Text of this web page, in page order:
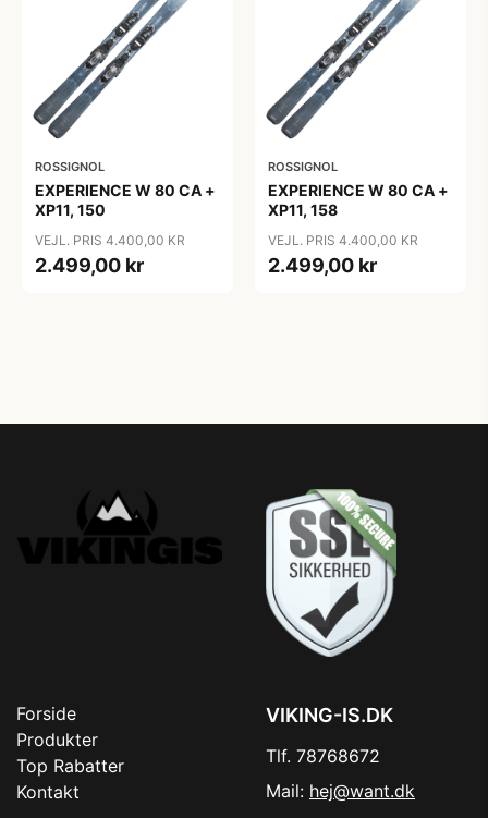
ROSSIGNOL
EXPERIENCE W 80 CA +
XP11, 150
VEJL. PRIS 4.400,00 KR
2.499,00 kr
ROSSIGNOL
EXPERIENCE W 80 CA +
XP11, 158
VEJL. PRIS 4.400,00 KR
2.499,00 kr
Forside
Produkter
Top Rabatter
Kontakt
VIKING-IS.DK
Tlf. 78768672
Mail: hej@want.dk